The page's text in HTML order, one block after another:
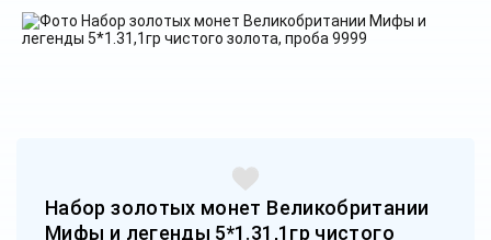
Набор золотых монет Великобритании
Мифы и легенды 5*1.31,1гр чистого